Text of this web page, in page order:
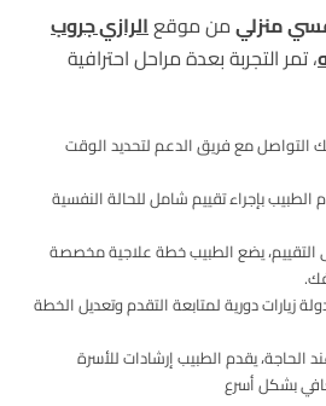
منزليمن موقعالرازي جروب
، تمر التجربة بعدة مراحل احترافية
التواصل مع فريق الدعم لتحديد الوقت
الطبيب بإجراء تقييم شامل للحالة النفسية
التقييم، يضع الطبيب خطة علاجية مخصصة
زيارات دورية لمتابعة التقدم وتعديل الخطة
الحاجة، يقدم الطبيب إرشادات للأسرة
بشكل أسرع